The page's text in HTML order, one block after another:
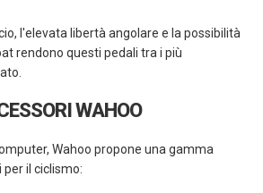
l'elevata libertà angolare e la possibilità
rendono questi pedali tra i più
WAHOO
Wahoo propone una gamma
il ciclismo: